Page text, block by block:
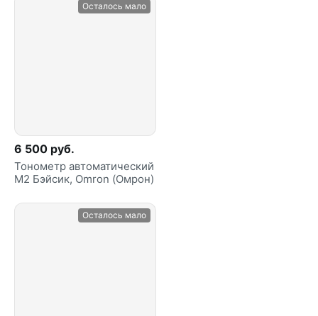
Осталось мало
6 500 руб.
Тонометр автоматический
M2 Бэйсик, Omron (Омрон)
Осталось мало